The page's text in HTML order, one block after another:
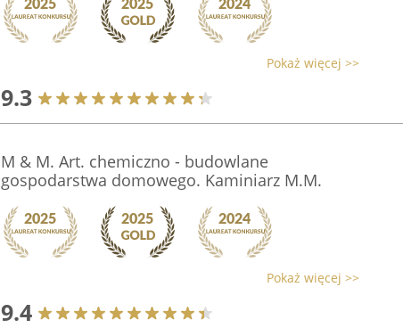
Pokaż więcej >>
9.3
M & M. Art. chemiczno - budowlane
gospodarstwa domowego. Kaminiarz M.M.
Pokaż więcej >>
9.4